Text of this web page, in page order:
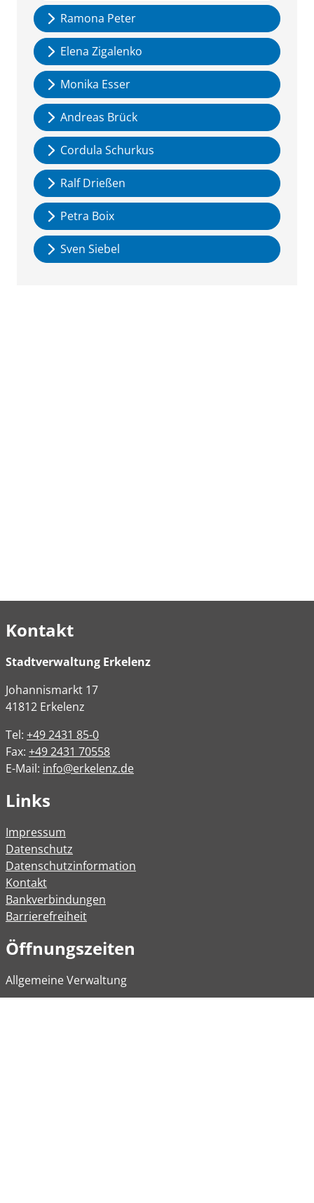
Ramona Peter
Elena Zigalenko
Monika Esser
Andreas Brück
Cordula Schurkus
Ralf Drießen
Petra Boix
Sven Siebel
Kontakt
Stadtverwaltung Erkelenz
Johannismarkt 17
41812 Erkelenz
Tel: +49 2431 85-0
Fax: +49 2431 70558
E-Mail: info@erkelenz.de
Links
Impressum
Datenschutz
Datenschutzinformation
Kontakt
Bankverbindungen
Barrierefreiheit
Öffnungszeiten
Allgemeine Verwaltung